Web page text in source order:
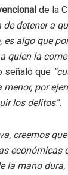
de la
detener a
es algo que
quien la
señaló que
por
los delitos”.
creemos
económicas
la mano